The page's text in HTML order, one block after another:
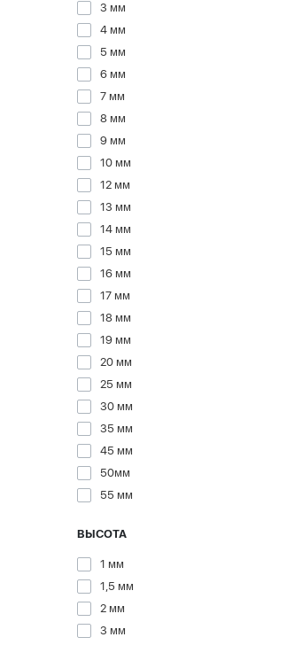
3 мм
4 мм
5 мм
6 мм
7 мм
8 мм
9 мм
10 мм
12 мм
13 мм
14 мм
15 мм
16 мм
17 мм
18 мм
19 мм
20 мм
25 мм
30 мм
35 мм
45 мм
50мм
55 мм
ВЫСОТА
1 мм
1,5 мм
2 мм
3 мм